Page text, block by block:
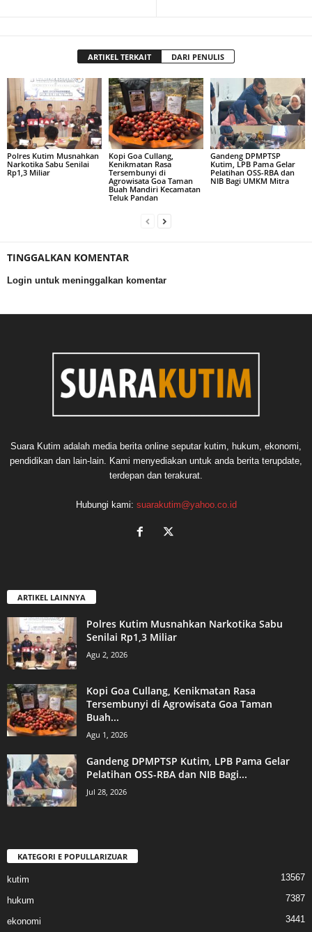
ARTIKEL TERKAIT DARI PENULIS
Polres Kutim Musnahkan
Narkotika Sabu Senilai
Rp1,3 Miliar
Kopi Goa Cullang,
Kenikmatan Rasa
Tersembunyi di
Agrowisata Goa Taman
Buah Mandiri Kecamatan
Teluk Pandan
Gandeng DPMPTSP
Kutim, LPB Pama Gelar
Pelatihan OSS-RBA dan
NIB Bagi UMKM Mitra
TINGGALKAN KOMENTAR
Login untuk meninggalkan komentar
Suara Kutim adalah media berita online seputar kutim, hukum, ekonomi,
pendidikan dan lain-lain. Kami menyediakan untuk anda berita terupdate,
terdepan dan terakurat.
Hubungi kami: suarakutim@yahoo.co.id
ARTIKEL LAINNYA
Polres Kutim Musnahkan Narkotika Sabu
Senilai Rp1,3 Miliar
Agu 2, 2026
Kopi Goa Cullang, Kenikmatan Rasa
Tersembunyi di Agrowisata Goa Taman
Buah...
Agu 1, 2026
Gandeng DPMPTSP Kutim, LPB Pama Gelar
Pelatihan OSS-RBA dan NIB Bagi...
Jul 28, 2026
KATEGORI E POPULLARIZUAR
kutim 13567
hukum 7387
ekonomi 3441